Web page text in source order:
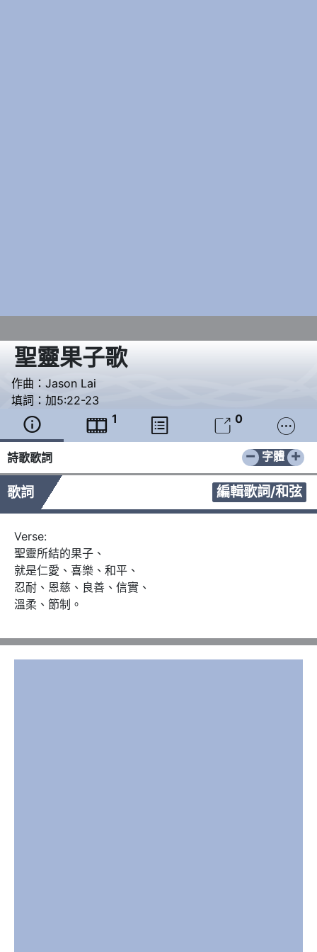
聖靈果子歌
作曲： Jason Lai
填詞： 加5:22-23
  1   0 
詩歌歌詞 − +
字體
歌詞 編輯歌詞/和弦
Verse:
聖靈所結的果子、
就是仁愛、喜樂、和平、
忍耐、恩慈、良善、信實、
溫柔、節制。